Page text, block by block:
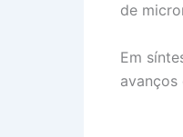
de
Em